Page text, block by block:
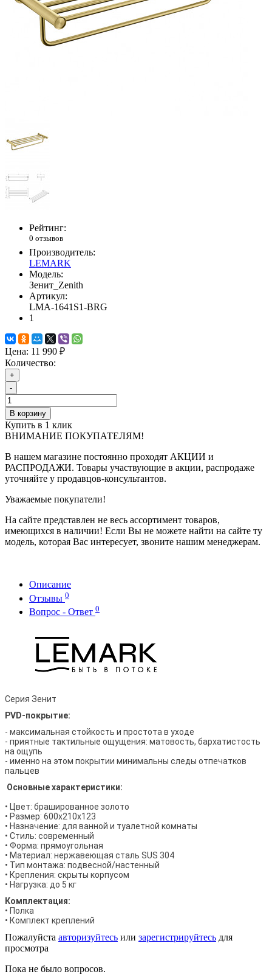
Рейтинг:
0 отзывов
Производитель:
LEMARK
Модель:
Зенит_Zenith
Артикул:
LMA-1641S1-BRG
1
Цена: 11 990 ₽
Количество:
+
-
В корзину
Купить в 1 клик
ВНИМАНИЕ ПОКУПАТЕЛЯМ!
В нашем магазине постоянно проходят АКЦИИ и
РАСПРОДАЖИ. Товары участвующие в акции, распродаже
уточняйте у продавцов-консультантов.
Уважаемые покупатели!
На сайте представлен не весь ассортимент товаров,
имеющихся в наличии! Если Вы не можете найти на сайте ту
модель, которая Вас интересует, звоните нашим менеджерам.
Описание
Отзывы 0
Вопрос - Ответ 0
Серия Зенит
PVD-покрытие:
- максимальная стойкость и простота в уходе
- приятные тактильные ощущения: матовость, бархатистость
на ощупь
- именно на этом покрытии минимальны следы отпечатков
пальцев
Основные характеристики:
• Цвет: брашированное золото
• Размер: 600х210х123
• Назначение: для ванной и туалетной комнаты
• Стиль: современный
• Форма: прямоугольная
• Материал: нержавеющая сталь SUS 304
• Тип монтажа: подвесной/настенный
• Крепления: скрыты корпусом
• Нагрузка: до 5 кг
Комплектация:
• Полка
• Комплект креплений
Пожалуйста авторизуйтесь или зарегистрируйтесь для
просмотра
Пока не было вопросов.